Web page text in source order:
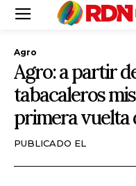
Agro
Agro: a partir
tabacaleros
primera vuelta
PUBLICADO EL